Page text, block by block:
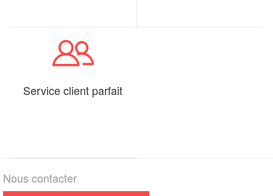
Service client parfait
Nous contacter